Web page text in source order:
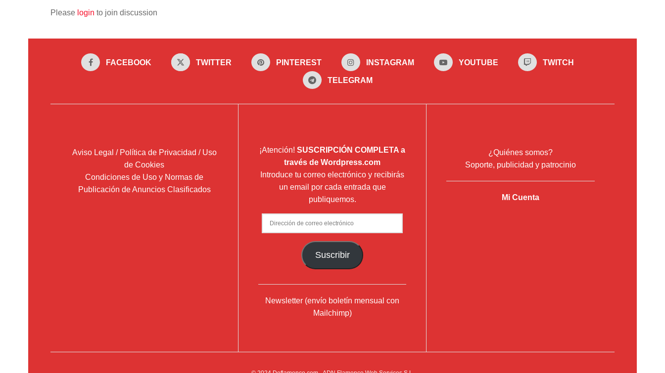
Please login to join discussion
FACEBOOK TWITTER PINTEREST INSTAGRAM YOUTUBE TWITCH
TELEGRAM
Aviso Legal / Política de Privacidad / Uso
de Cookies
Condiciones de Uso y Normas de
Publicación de Anuncios Clasificados
¡Atención! SUSCRIPCIÓN COMPLETA a
través de Wordpress.com
Introduce tu correo electrónico y recibirás
un email por cada entrada que
publiquemos.
Dirección
de
Suscribir
Newsletter (envío boletín mensual con
Mailchimp)
¿Quiénes somos?
Soporte, publicidad y patrocinio
Mi Cuenta